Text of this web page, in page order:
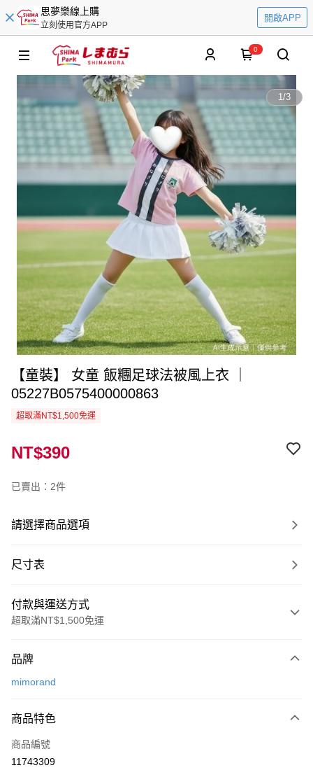
思夢樂線上購
立刻使用官方APP
開啟APP
0
1/3
【童裝】 女童 飯糰足球法被風上衣 ｜
05227B0575400000863
超取滿NT$1,500免運
NT$390
已賣出：2件
請選擇商品選項
尺寸表
付款與運送方式
超取滿NT$1,500免運
信用卡一次付款
Apple Pay
街口支付
品牌
mimorand
商品特色
商品編號
11743309